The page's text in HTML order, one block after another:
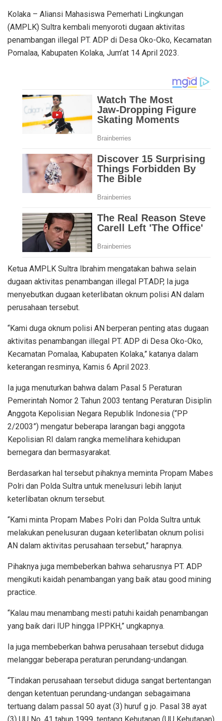
Kolaka – Aliansi Mahasiswa Pemerhati Lingkungan
(AMPLK) Sultra kembali menyoroti dugaan aktivitas
penambangan illegal PT. ADP di Desa Oko-Oko, Kecamatan
Pomalaa, Kabupaten Kolaka, Jum’at 14 April 2023.
Ketua AMPLK Sultra Ibrahim mengatakan bahwa selain
dugaan aktivitas penambangan illegal PT.ADP, Ia juga
menyebutkan dugaan keterlibatan oknum polisi AN dalam
perusahaan tersebut.
“Kami duga oknum polisi AN berperan penting atas dugaan
aktivitas penambangan illegal PT. ADP di Desa Oko-Oko,
Kecamatan Pomalaa, Kabupaten Kolaka,” katanya dalam
keterangan resminya, Kamis 6 April 2023.
Ia juga menuturkan bahwa dalam Pasal 5 Peraturan
Pemerintah Nomor 2 Tahun 2003 tentang Peraturan Disiplin
Anggota Kepolisian Negara Republik Indonesia (“PP
2/2003”) mengatur beberapa larangan bagi anggota
Kepolisian RI dalam rangka memelihara kehidupan
bernegara dan bermasyarakat.
Berdasarkan hal tersebut pihaknya meminta Propam Mabes
Polri dan Polda Sultra untuk menelusuri lebih lanjut
keterlibatan oknum tersebut.
“Kami minta Propam Mabes Polri dan Polda Sultra untuk
melakukan penelusuran dugaan keterlibatan oknum polisi
AN dalam aktivitas perusahaan tersebut,” harapnya.
Pihaknya juga membeberkan bahwa seharusnya PT. ADP
mengikuti kaidah penambangan yang baik atau good mining
practice.
“Kalau mau menambang mesti patuhi kaidah penambangan
yang baik dari IUP hingga IPPKH,” ungkapnya.
Ia juga membeberkan bahwa perusahaan tersebut diduga
melanggar beberapa peraturan perundang-undangan.
“Tindakan perusahaan tersebut diduga sangat bertentangan
dengan ketentuan perundang-undangan sebagaimana
tertuang dalam passal 50 ayat (3) huruf g jo. Pasal 38 ayat